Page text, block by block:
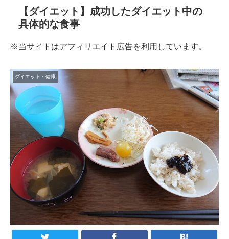
【ダイエット】成功したダイエット中の
具体的な食事
※当サイトはアフィリエイト広告を利用しています。
ダイエット・健康